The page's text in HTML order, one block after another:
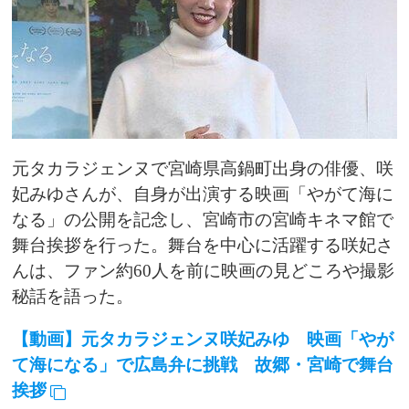
元タカラジェンヌで宮崎県高鍋町出身の俳優、咲
妃みゆさんが、自身が出演する映画「やがて海に
なる」の公開を記念し、宮崎市の宮崎キネマ館で
舞台挨拶を行った。舞台を中心に活躍する咲妃さ
んは、ファン約60人を前に映画の見どころや撮影
秘話を語った。
【動画】元タカラジェンヌ咲妃みゆ 映画「やが
て海になる」で広島弁に挑戦 故郷・宮崎で舞台
挨拶